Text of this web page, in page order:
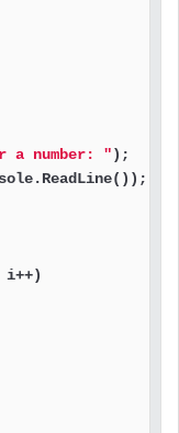
a number: ");